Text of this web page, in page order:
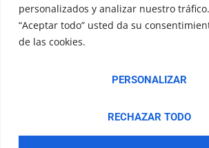
personalizados y analizar nuestro
“Aceptar todo” usted da su
de las cookies.
PERSONALIZAR
RECHAZAR TODO